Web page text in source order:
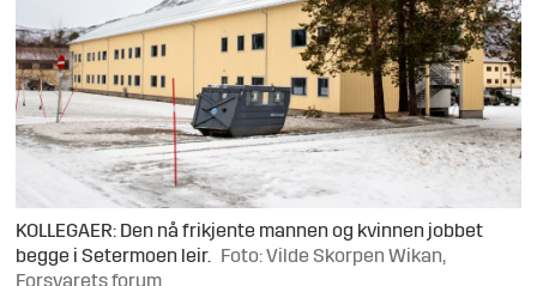
KOLLEGAER: Den nå frikjente mannen og kvinnen jobbet
begge i Setermoen leir.
Foto: Vilde Skorpen Wikan,
Forsvarets forum